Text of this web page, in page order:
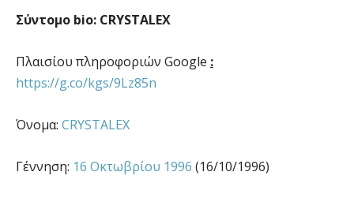
Σύντομο bio: CRYSTALEX
Πλαισίου πληροφοριών Google :
https://g.co/kgs/9Lz85n
Όνομα: CRYSTALEX
Γέννηση: 16 Οκτωβρίου 1996 (16/10/1996)